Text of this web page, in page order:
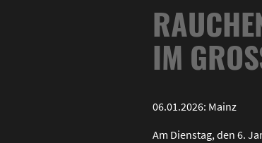
IM
06.01.2026: Mainz
Am Dienstag, den 6.